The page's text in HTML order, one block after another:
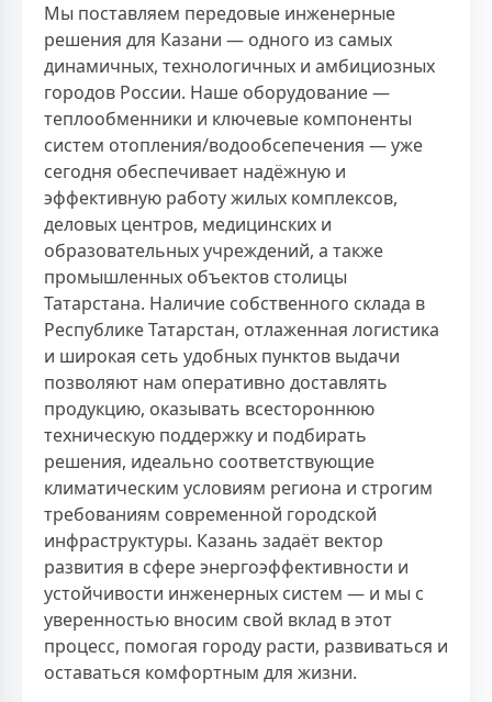
Мы поставляем передовые инженерные
решения для Казани — одного из самых
динамичных, технологичных и амбициозных
городов России. Наше оборудование —
теплообменники и ключевые компоненты
систем отопления/водообсепечения — уже
сегодня обеспечивает надёжную и
эффективную работу жилых комплексов,
деловых центров, медицинских и
образовательных учреждений, а также
промышленных объектов столицы
Татарстана. Наличие собственного склада в
Республике Татарстан, отлаженная логистика
и широкая сеть удобных пунктов выдачи
позволяют нам оперативно доставлять
продукцию, оказывать всестороннюю
техническую поддержку и подбирать
решения, идеально соответствующие
климатическим условиям региона и строгим
требованиям современной городской
инфраструктуры. Казань задаёт вектор
развития в сфере энергоэффективности и
устойчивости инженерных систем — и мы с
уверенностью вносим свой вклад в этот
процесс, помогая городу расти, развиваться и
оставаться комфортным для жизни.